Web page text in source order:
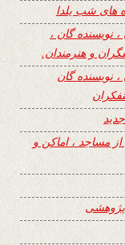
های شب یلدا
نویسنده گان ،
و هنرمندان.
نویسنده گان
مساجد ، اماکن و
پژوهشی